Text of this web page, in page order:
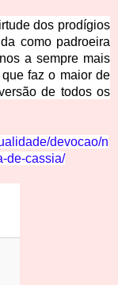
dos prodígios
como padroeira
a sempre mais
faz o maior de
de todos os
devocao/n
de-cassia/